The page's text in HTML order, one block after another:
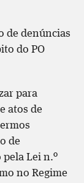
de denúncias
do PO
para
atos de
de
Lei n.º
no Regime